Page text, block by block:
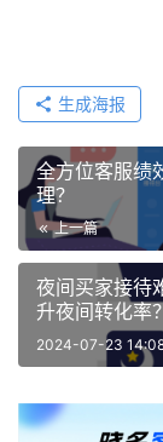
生成海报
全方位客服绩
理？
上一篇
夜间买家接待
升夜间转化率？
2024-07-23